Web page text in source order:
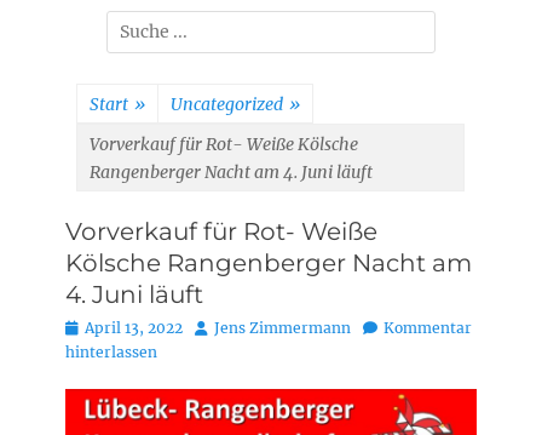
Suchen
nach:
Start » Uncategorized »
Vorverkauf für Rot- Weiße Kölsche
Rangenberger Nacht am 4. Juni läuft
Vorverkauf für Rot- Weiße
Kölsche Rangenberger Nacht am
4. Juni läuft
Posted
on
April 13, 2022 AutorJens Zimmermann
Kommentar
hinterlassen